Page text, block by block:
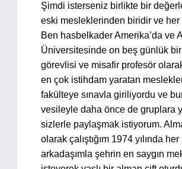
Şimdi isterseniz birlikte bir
eski mesleklerinden biridir ve her
Ben hasbelkader Amerika’da ve
Üniversitesinde on beş günlük bir
görevlisi ve misafir profesör
en çok istihdam yaratan
fakülteye sınavla giriliyordu ve
vesileyle daha önce de gruplara
sizlerle paylaşmak istiyorum.
olarak çalıştığım 1974 yılında
arkadaşımla şehrin en saygın